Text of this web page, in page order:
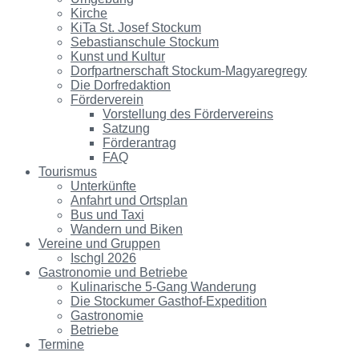
Kirche
KiTa St. Josef Stockum
Sebastianschule Stockum
Kunst und Kultur
Dorfpartnerschaft Stockum-Magyaregregy
Die Dorfredaktion
Förderverein
Vorstellung des Fördervereins
Satzung
Förderantrag
FAQ
Tourismus
Unterkünfte
Anfahrt und Ortsplan
Bus und Taxi
Wandern und Biken
Vereine und Gruppen
Ischgl 2026
Gastronomie und Betriebe
Kulinarische 5-Gang Wanderung
Die Stockumer Gasthof-Expedition
Gastronomie
Betriebe
Termine